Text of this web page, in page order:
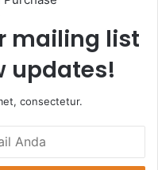
mailing list
updates!
consectetur.